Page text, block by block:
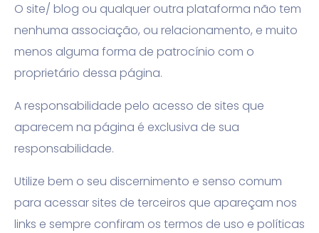
O site/ blog ou qualquer outra plataforma não tem
nenhuma associação, ou relacionamento, e muito
menos alguma forma de patrocínio com o
proprietário dessa página.
A responsabilidade pelo acesso de sites que
aparecem na página é exclusiva de sua
responsabilidade.
Utilize bem o seu discernimento e senso comum
para acessar sites de terceiros que apareçam nos
links e sempre confiram os termos de uso e políticas